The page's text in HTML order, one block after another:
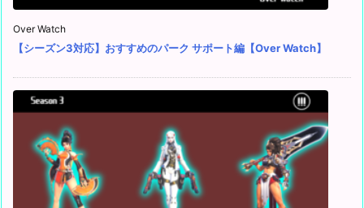
Over Watch
【シーズン3対応】おすすめのパーク サポート編【Over Watch】